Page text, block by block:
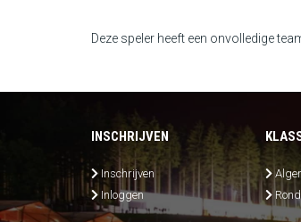
Deze speler heeft een onvolledige
INSCHRIJVEN
Inschrijven
Inloggen